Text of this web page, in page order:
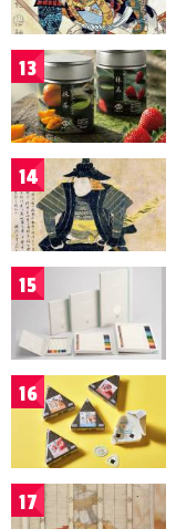
13
14
15
16
17